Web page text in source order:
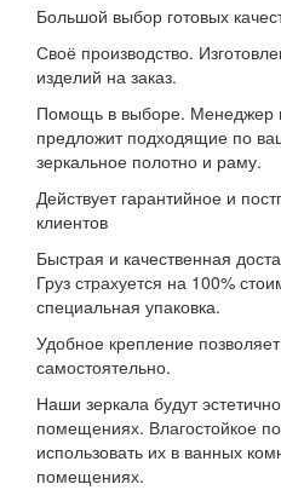
Большой выбор готовых
Своё производство.
изделий на заказ.
Помощь в выборе. Менеджер
предложит подходящие по
зеркальное полотно и раму.
Действует гарантийное и
клиентов
Быстрая и качественная
Груз страхуется на 100%
специальная упаковка.
Удобное крепление
самостоятельно.
Наши зеркала будут
помещениях. Влагостойкое
использовать их в ванных
помещениях.